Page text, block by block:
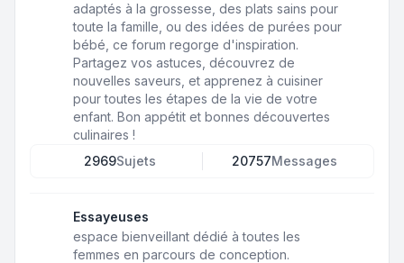
adaptés à la grossesse, des plats sains pour
toute la famille, ou des idées de purées pour
bébé, ce forum regorge d'inspiration.
Partagez vos astuces, découvrez de
nouvelles saveurs, et apprenez à cuisiner
pour toutes les étapes de la vie de votre
enfant. Bon appétit et bonnes découvertes
culinaires !
2969Sujets 20757Messages
Essayeuses
espace bienveillant dédié à toutes les
femmes en parcours de conception.